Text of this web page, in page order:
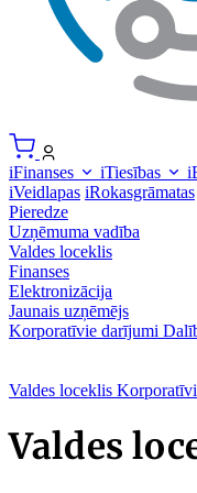
iFinanses iTiesības
iVeidlapas iRokasgrāmatas
Pieredze
Uzņēmuma vadība
Valdes loceklis
Finanses
Elektronizācija
Jaunais uzņēmējs
Korporatīvie darījumi
Valdes loceklis
Valdes